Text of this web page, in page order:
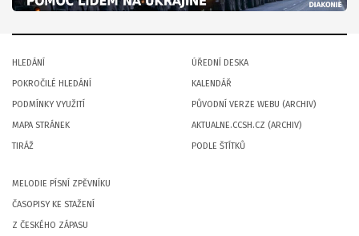
HLEDÁNÍ
POKROČILÉ HLEDÁNÍ
PODMÍNKY VYUŽITÍ
MAPA STRÁNEK
TIRÁŽ
ÚŘEDNÍ DESKA
KALENDÁŘ
PŮVODNÍ VERZE WEBU (ARCHIV)
AKTUALNE.CCSH.CZ (ARCHIV)
PODLE ŠTÍTKŮ
MELODIE PÍSNÍ ZPĚVNÍKU
ČASOPISY KE STAŽENÍ
Z ČESKÉHO ZÁPASU